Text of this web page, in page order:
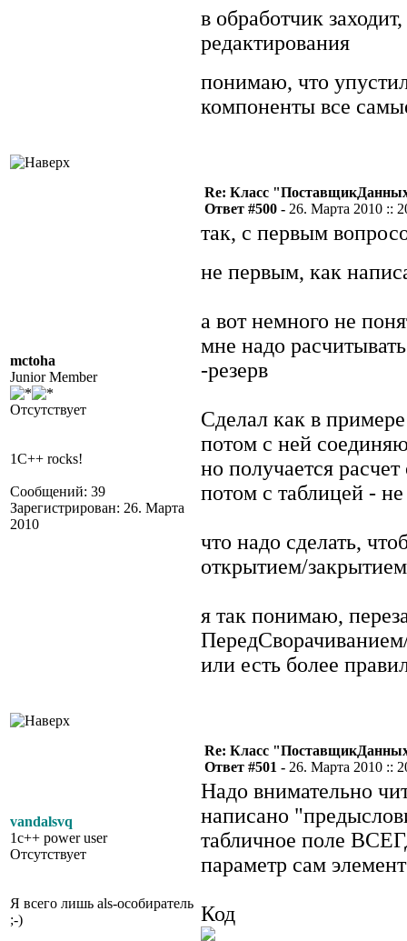
в обработчик
редактирования
понимаю, что
компоненты все
mctoha
Junior Member
Отсутствует
1C++ rocks!
Сообщений: 39
Зарегистрирован: 26. Марта
2010
Re: Класс
Ответ #500 - 26. Марта 2010 ::
так, с первым
не первым, как
а вот немного не
мне надо
-резерв
Сделал как в
потом с ней
но получается
потом с таблицей -
что надо сделать,
открытием/
я так понимаю,
или есть более
vandalsvq
1c++ power user
Отсутствует
Я всего лишь als-особиратель
;-)
Re: Класс
Ответ #501 - 26. Марта 2010 ::
Надо внимательно
написано
табличное поле
параметр сам
Код